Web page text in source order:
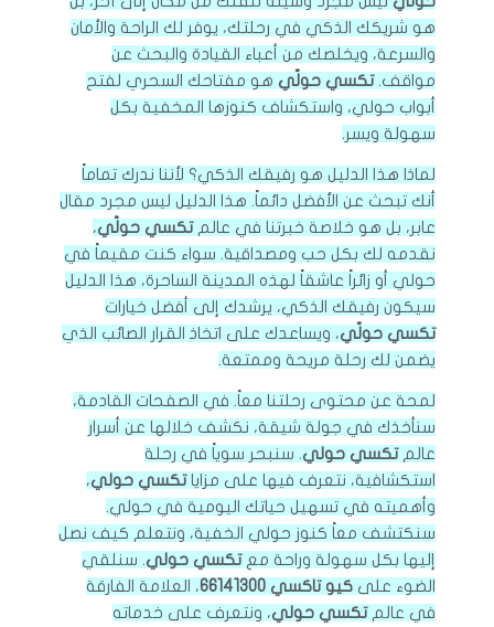
هو شريكك الذكي في رحلتك، يوفر لك الراحة والأمان
والسرعة، ويخلصك من أعباء القيادة والبحث عن
مواقف.تكسي حولّي هو مفتاحك السحري لفتح
أبواب حولي، واستكشاف كنوزها المخفية بكل
سهولة ويسر.
لماذا هذا الدليل هو رفيقك الذكي؟ لأننا ندرك تماماً
أنك تبحث عن الأفضل دائماً. هذا الدليل ليس مجرد مقال
عابر، بل هو خلاصة خبرتنا في عالمتكسي حولّي،
نقدمه لك بكل حب ومصداقية. سواء كنت مقيماً في
حولي أو زائراً عاشقاً لهذه المدينة الساحرة، هذا الدليل
سيكون رفيقك الذكي، يرشدك إلى أفضل خيارات
تكسي حولّي، ويساعدك على اتخاذ القرار الصائب الذي
يضمن لك رحلة مريحة وممتعة.
لمحة عن محتوى رحلتنا معاً. في الصفحات القادمة،
سنأخذك في جولة شيقة، نكشف خلالها عن أسرار
عالمتكسي حولي. سنبحر سوياً في رحلة
استكشافية، نتعرف فيها على مزاياتكسي حولي،
وأهميته في تسهيل حياتك اليومية في حولي.
سنكتشف معاً كنوز حولي الخفية، ونتعلم كيف نصل
إليها بكل سهولة وراحة معتكسي حولي. سنلقي
الضوء على كيو تاكسي 66141300
، العلامة الفارقة
في عالمتكسي حولي، ونتعرف على خدماته